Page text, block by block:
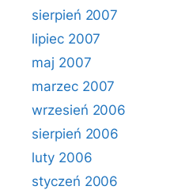
sierpień 2007
lipiec 2007
maj 2007
marzec 2007
wrzesień 2006
sierpień 2006
luty 2006
styczeń 2006